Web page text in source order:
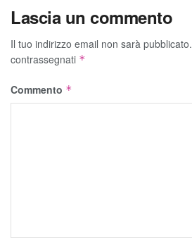
Lascia un commento
Il tuo indirizzo email non sarà pubblicato.
contrassegnati *
Commento *